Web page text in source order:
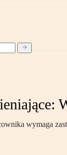
wymaga